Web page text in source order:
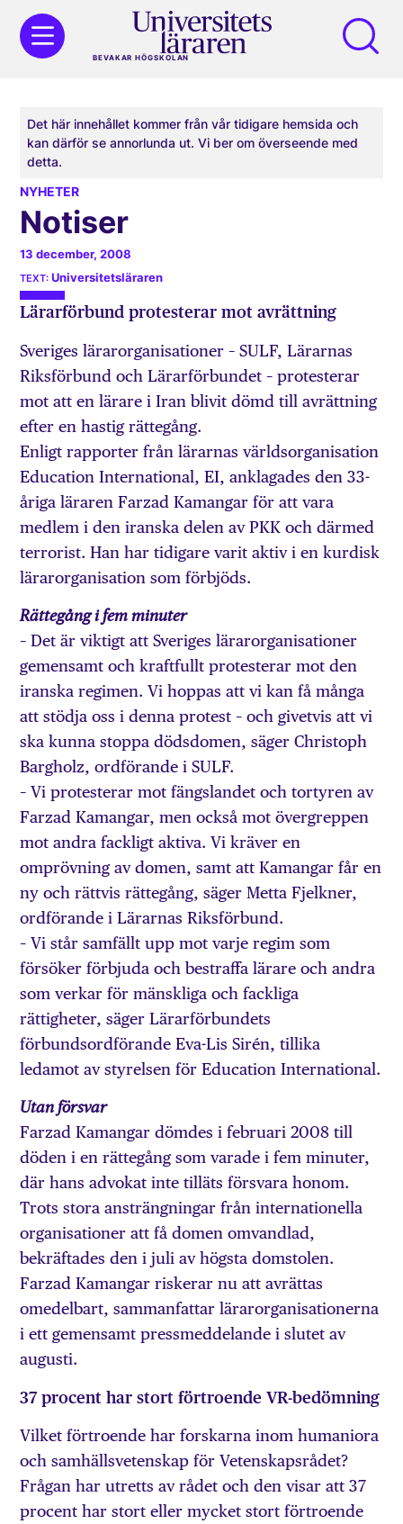
BEVAKAR HÖGSKOLAN
Det här innehållet kommer från vår tidigare hemsida och
kan därför se annorlunda ut. Vi ber om överseende med
detta.
NYHETER
Notiser
13 december, 2008
Universitetsläraren
Lärarförbund protesterar mot avrättning
Sveriges lärarorganisationer – SULF, Lärarnas
Riksförbund och Lärarförbundet – protesterar
mot att en lärare i Iran blivit dömd till avrättning
efter en hastig rättegång.
Enligt rapporter från lärarnas världsorganisation
Education International, EI, anklagades den 33-
åriga läraren Farzad Kamangar för att vara
medlem i den iranska delen av PKK och därmed
terrorist. Han har tidigare varit aktiv i en kurdisk
lärarorganisation som förbjöds.
Rättegång i fem minuter
– Det är viktigt att Sveriges lärarorganisationer
gemensamt och kraftfullt protesterar mot den
iranska regimen. Vi hoppas att vi kan få många
att stödja oss i denna protest – och givetvis att vi
ska kunna stoppa dödsdomen, säger Christoph
Bargholz, ordförande i SULF.
– Vi protesterar mot fängslandet och tortyren av
Farzad Kamangar, men också mot övergreppen
mot andra fackligt aktiva. Vi kräver en
omprövning av domen, samt att Kamangar får en
ny och rättvis rättegång, säger Metta Fjelkner,
ordförande i Lärarnas Riksförbund.
– Vi står samfällt upp mot varje regim som
försöker förbjuda och bestraffa lärare och andra
som verkar för mänskliga och fackliga
rättigheter, säger Lärarförbundets
förbundsordförande Eva-Lis Sirén, tillika
ledamot av styrelsen för Education International.
Utan försvar
Farzad Kamangar dömdes i februari 2008 till
döden i en rättegång som varade i fem minuter,
där hans advokat inte tilläts försvara honom.
Trots stora ansträngningar från internationella
organisationer att få domen omvandlad,
bekräftades den i juli av högsta domstolen.
Farzad Kamangar riskerar nu att avrättas
omedelbart, sammanfattar lärarorganisationerna
i ett gemensamt pressmeddelande i slutet av
augusti.
37 procent har stort förtroende VR-bedömning
Vilket förtroende har forskarna inom humaniora
och samhällsvetenskap för Vetenskapsrådet?
Frågan har utretts av rådet och den visar att 37
procent har stort eller mycket stort förtroende